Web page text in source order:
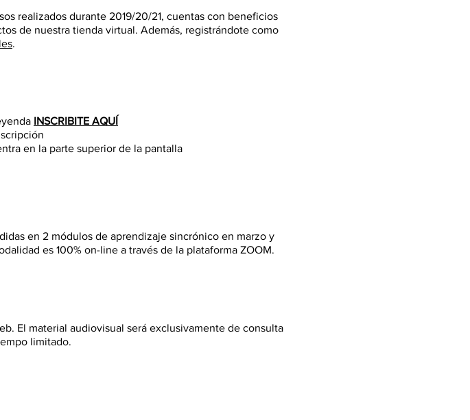
realizados durante 2019/20/21, cuentas con beneficios
de nuestra tienda virtual. Además, registrándote como
.
INSCRIBITE AQUÍ
en la parte superior de la pantalla
en 2 módulos de aprendizaje sincrónico en marzo y
es 100% on-line a través de la plataforma ZOOM.
El material audiovisual será exclusivamente de consulta
limitado.